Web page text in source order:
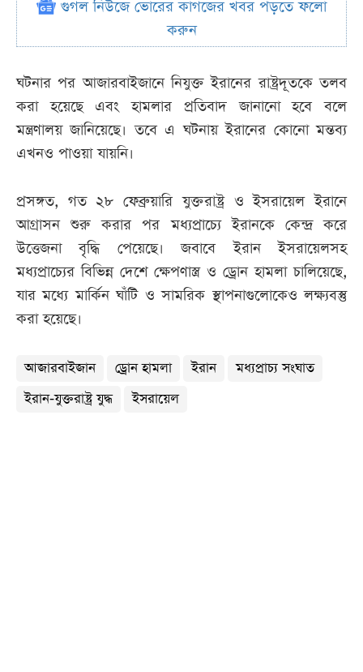
গুগল নিউজে ভোরের কাগজের খবর পড়তে ফলো
করুন
ঘটনার পর আজারবাইজানে নিযুক্ত ইরানের রাষ্ট্রদূতকে তলব
করা হয়েছে এবং হামলার প্রতিবাদ জানানো হবে বলে
মন্ত্রণালয় জানিয়েছে। তবে এ ঘটনায় ইরানের কোনো মন্তব্য
এখনও পাওয়া যায়নি।
প্রসঙ্গত, গত ২৮ ফেব্রুয়ারি যুক্তরাষ্ট্র ও ইসরায়েল ইরানে
আগ্রাসন শুরু করার পর মধ্যপ্রাচ্যে ইরানকে কেন্দ্র করে
উত্তেজনা বৃদ্ধি পেয়েছে। জবাবে ইরান ইসরায়েলসহ
মধ্যপ্রাচ্যের বিভিন্ন দেশে ক্ষেপণাস্ত্র ও ড্রোন হামলা চালিয়েছে,
যার মধ্যে মার্কিন ঘাঁটি ও সামরিক স্থাপনাগুলোকেও লক্ষ্যবস্তু
করা হয়েছে।
আজারবাইজান ড্রোন হামলা ইরান
মধ্যপ্রাচ্য সংঘাত
ইরান-যুক্তরাষ্ট্র যুদ্ধ
ইসরায়েল